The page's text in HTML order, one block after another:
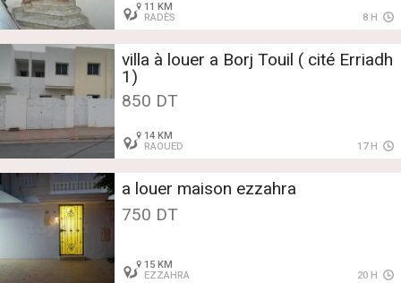
11 KM
RADÈS
8 H
villa à louer a Borj Touil ( cité Erriadh
1)
850 DT
14 KM
RAOUED
17 H
a louer maison ezzahra
750 DT
15 KM
EZZAHRA
20 H